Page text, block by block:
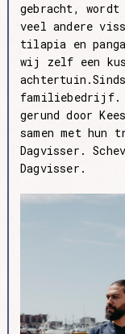
gebracht, wordt
veel andere
tilapia en
wij zelf een
familiebedrijf.
gerund door
samen met hun
Dagvisser.
Dagvisser.